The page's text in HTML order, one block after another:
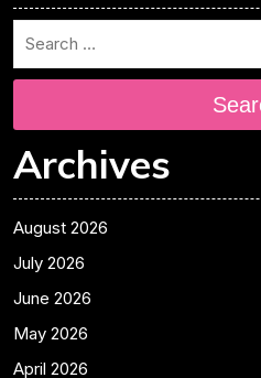
Archives
August 2026
July 2026
June 2026
May 2026
April 2026